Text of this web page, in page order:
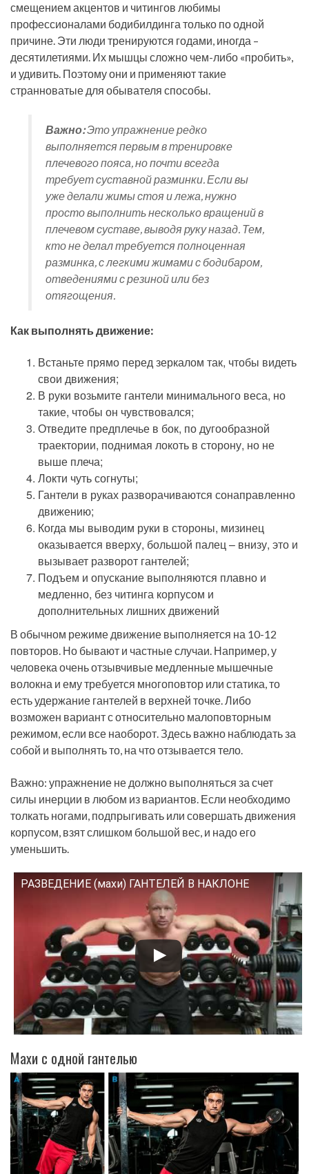
смещением акцентов и читингов любимы
профессионалами бодибилдинга только по одной
причине. Эти люди тренируются годами, иногда –
десятилетиями. Их мышцы сложно чем-либо «пробить»,
и удивить. Поэтому они и применяют такие
странноватые для обывателя способы.
Важно:Это упражнение редко
выполняется первым в тренировке
плечевого пояса, но почти всегда
требует суставной разминки. Если вы
уже делали жимы стоя и лежа, нужно
просто выполнить несколько вращений в
плечевом суставе, выводя руку назад. Тем,
кто не делал требуется полноценная
разминка, с легкими жимами с бодибаром,
отведениями с резиной или без
отягощения.
Как выполнять движение:
Встаньте прямо перед зеркалом так, чтобы видеть
свои движения;
В руки возьмите гантели минимального веса, но
такие, чтобы он чувствовался;
Отведите предплечье в бок, по дугообразной
траектории, поднимая локоть в сторону, но не
выше плеча;
Локти чуть согнуты;
Гантели в руках разворачиваются сонаправленно
движению;
Когда мы выводим руки в стороны, мизинец
оказывается вверху, большой палец – внизу, это и
вызывает разворот гантелей;
Подъем и опускание выполняются плавно и
медленно, без читинга корпусом и
дополнительных лишних движений
В обычном режиме движение выполняется на 10-12
повторов. Но бывают и частные случаи. Например, у
человека очень отзывчивые медленные мышечные
волокна и ему требуется многоповтор или статика, то
есть удержание гантелей в верхней точке. Либо
возможен вариант с относительно малоповторным
режимом, если все наоборот. Здесь важно наблюдать за
собой и выполнять то, на что отзывается тело.
Важно: упражнение не должно выполняться за счет
силы инерции в любом из вариантов. Если необходимо
толкать ногами, подпрыгивать или совершать движения
корпусом, взят слишком большой вес, и надо его
уменьшить.
РАЗВЕДЕНИЕ (махи) ГАНТЕЛЕЙ В НАКЛОНЕ
Смотрите это видео на YouTube
Махи с одной гантелью